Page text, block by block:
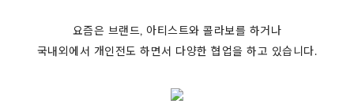
요즘은 브랜드, 아티스트와 콜라보를 하거나
국내외에서 개인전도 하면서 다양한 협업을 하고 있습니다.